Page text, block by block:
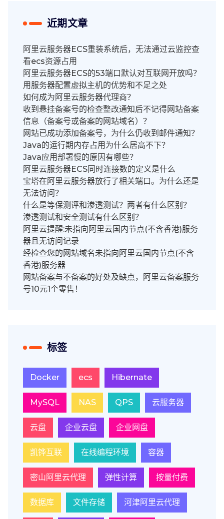
近期文章
阿里云服务器ECS重装系统后，无法通过云监控查
看ecs资源占用
阿里云服务器ECS的53端口默认对互联网开放吗？
用服务器配置虚拟主机的优势和不足之处
如何成为阿里云服务器代理商？
收到悬挂备案号的检查整改通知后不记得网站备案
信息（备案号或备案的网站域名）？
网站已成功添加备案号，为什么仍收到邮件通知？
Java的运行期内存占用为什么居高不下？
Java应用部署慢的原因有哪些？
阿里云服务器ECS同时连接数的定义是什么
宝塔在阿里云服务器放行了相关端口。为什么还是
无法访问？
什么是等保测评和渗透测试？两者有什么区别？
渗透测试和安全测试有什么区别？
阿里云提醒:未指向阿里云国内节点(不含香港)服务
器且无访问记录
经检查您的网站域名未指向阿里云国内节点(不含
香港)服务器
网站备案与不备案的好处及缺点，阿里云备案服务
号10元1个零售！
标签
Docker ecs Hibernate
MySQL NAS QPS 云服务器
云盘 企业云盘 企业网盘
凯铧互联 在线编程环境 容器
密山阿里云代理 弹性计算 按量付费
数据库 文件存储 河津阿里云代理